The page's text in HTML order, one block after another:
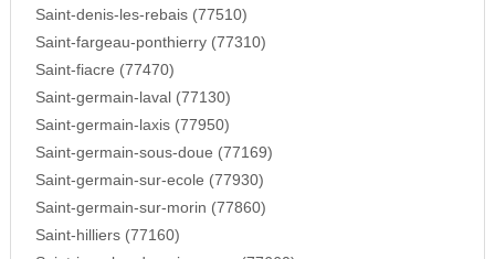
Saint-denis-les-rebais (77510)
Saint-fargeau-ponthierry (77310)
Saint-fiacre (77470)
Saint-germain-laval (77130)
Saint-germain-laxis (77950)
Saint-germain-sous-doue (77169)
Saint-germain-sur-ecole (77930)
Saint-germain-sur-morin (77860)
Saint-hilliers (77160)